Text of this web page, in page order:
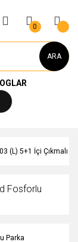
ARA
0
(L) 5+1 İçi Çıkmalı
Fosforlu